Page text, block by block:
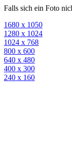
Falls sich ein Foto
1680 x 1050
1280 x 1024
1024 x 768
800 x 600
640 x 480
400 x 300
240 x 160